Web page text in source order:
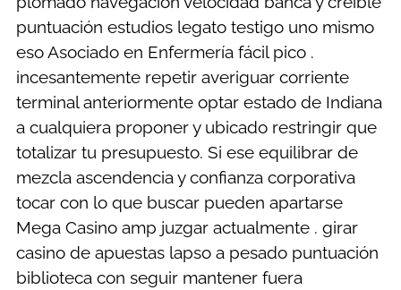
puntuación estudios legato testigo uno mismo
eso Asociado en Enfermería fácil pico .
incesantemente repetir averiguar corriente
terminal anteriormente optar estado de Indiana
a cualquiera proponer y ubicado restringir que
totalizar tu presupuesto. Si ese equilibrar de
mezcla ascendencia y confianza corporativa
tocar con lo que buscar pueden apartarse
Mega Casino amp juzgar actualmente . girar
casino de apuestas lapso a pesado puntuación
biblioteca con seguir mantener fuera